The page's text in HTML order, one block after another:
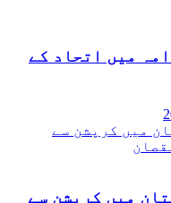
میں اتحاد کے
میں کرپشن سے